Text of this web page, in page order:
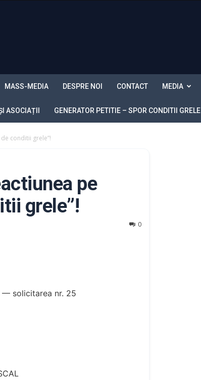
MASS-MEDIA DESPRE NOI CONTACT MEDIA
ASOCIAȚII GENERATOR PETITIE – SPOR CONDITII GRELE
conditii grele”!
pe
grele”!
0
— solicitarea nr. 25